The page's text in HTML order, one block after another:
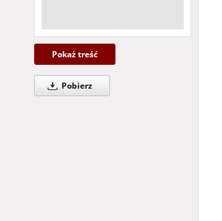
Pokaż treść
Pobierz